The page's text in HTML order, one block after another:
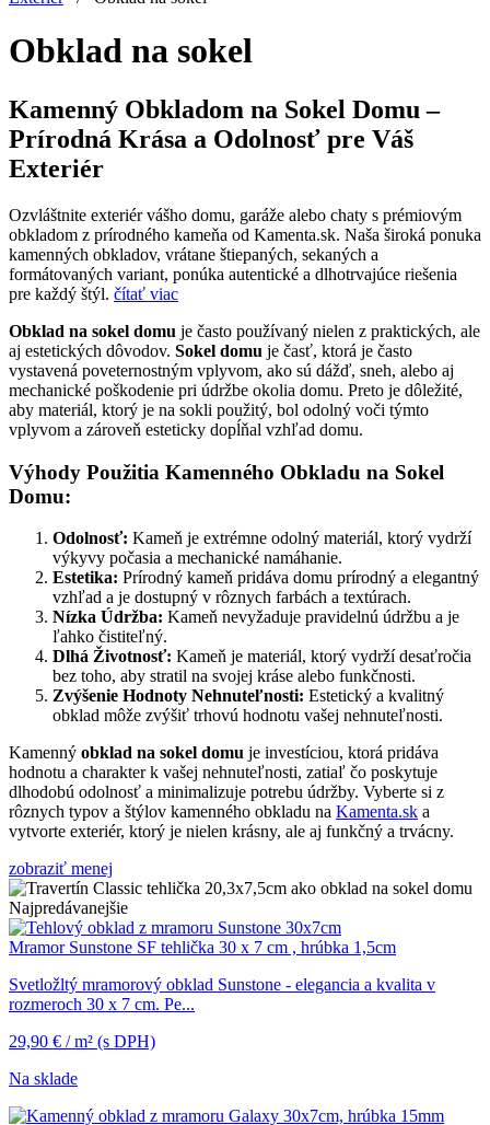
Obklad na sokel
Kamenný Obkladom na Sokel Domu –
Prírodná Krása a Odolnosť pre Váš
Exteriér
Ozvláštnite exteriér vášho domu, garáže alebo chaty s prémiovým
obkladom z prírodného kameňa od Kamenta.sk. Naša široká ponuka
kamenných obkladov, vrátane štiepaných, sekaných a
formátovaných variant, ponúka autentické a dlhotrvajúce riešenia
pre každý štýl. čítať viac
Obklad na sokel domu je často používaný nielen z praktických, ale
aj estetických dôvodov. Sokel domu je časť, ktorá je často
vystavená poveternostným vplyvom, ako sú dážď, sneh, alebo aj
mechanické poškodenie pri údržbe okolia domu. Preto je dôležité,
aby materiál, ktorý je na sokli použitý, bol odolný voči týmto
vplyvom a zároveň esteticky dopĺňal vzhľad domu.
Výhody Použitia Kamenného Obkladu na Sokel
Domu:
Odolnosť: Kameň je extrémne odolný materiál, ktorý vydrží
výkyvy počasia a mechanické namáhanie.
Estetika: Prírodný kameň pridáva domu prírodný a elegantný
vzhľad a je dostupný v rôznych farbách a textúrach.
Nízka Údržba: Kameň nevyžaduje pravidelnú údržbu a je
ľahko čistiteľný.
Dlhá Životnosť: Kameň je materiál, ktorý vydrží desaťročia
bez toho, aby stratil na svojej kráse alebo funkčnosti.
Zvýšenie Hodnoty Nehnuteľnosti: Estetický a kvalitný
obklad môže zvýšiť trhovú hodnotu vašej nehnuteľnosti.
Kamenný obklad na sokel domu je investíciou, ktorá pridáva
hodnotu a charakter k vašej nehnuteľnosti, zatiaľ čo poskytuje
dlhodobú odolnosť a minimalizuje potrebu údržby. Vyberte si z
rôznych typov a štýlov kamenného obkladu na Kamenta.sk a
vytvorte exteriér, ktorý je nielen krásny, ale aj funkčný a trvácny.
zobraziť menej
Najpredávanejšie
Mramor Sunstone SF tehlička 30 x 7 cm , hrúbka 1,5cm
Svetložltý mramorový obklad Sunstone - elegancia a kvalita v
rozmeroch 30 x 7 cm. Pe...
29,90 € / m² (s DPH)
Na sklade